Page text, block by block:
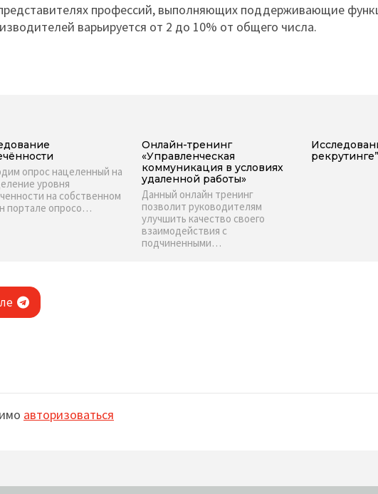
профессий, выполняющих поддерживающие
варьируется от 2 до 10% от общего числа.
опрос нацеленный на
уровня
на собственном
портале опросо…
Онлайн-тренинг
«Управленческая
коммуникация в условиях
удаленной работы»
Данный онлайн тренинг
позволит руководителям
улучшить качество своего
взаимодействия с
подчиненными…
рекрутинге”
авторизоваться